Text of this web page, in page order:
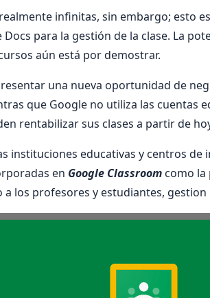
infinitas, sin embargo; esto
para la gestión de la clase. La
aún está por demostrar.
una nueva oportunidad de
que Google no utiliza las cuentas
rentabilizar sus clases a partir de
instituciones educativas y centros de
en Google Classroom como la
los profesores y estudiantes,